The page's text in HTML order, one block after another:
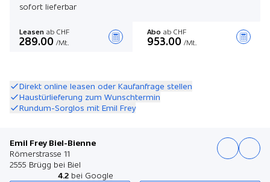
sofort lieferbar
Leasen ab CHF
289.00 /Mt.
Abo ab CHF
953.00 /Mt.
Direkt online leasen oder Kaufanfrage stellen
Haustürlieferung zum Wunschtermin
Rundum-Sorglos mit Emil Frey
Emil Frey Biel-Bienne
Römerstrasse 11
2555 Brügg bei Biel
4.2 bei Google